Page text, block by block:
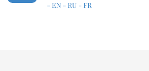
- EN - RU - FR